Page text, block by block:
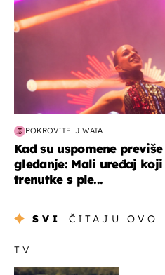
POKROVITELJ WATA
Kad su uspomene
gledanje: Mali uređaj
trenutke s ple...
SVI ČITAJU OVO
TV